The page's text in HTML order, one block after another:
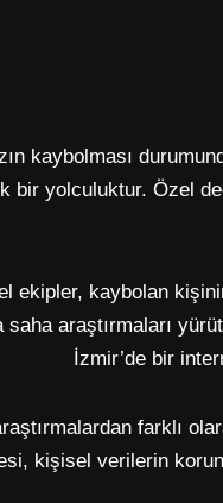
kaybolması
bir yolculuktur. Özel
ekipler, kaybolan
saha araştırmaları
İzmir’de bir
farklı
kişisel verilerin